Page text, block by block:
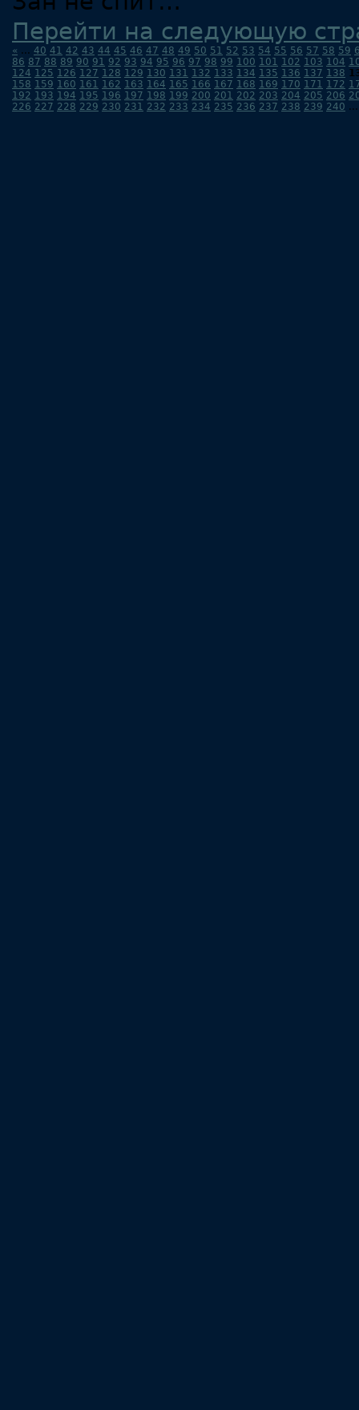
Перейти на следующую
« ... 40 41 42 43 44 45 46 47 48 49 50 51 52 53 54 55 56 57 58 59
86 87 88 89 90 91 92 93 94 95 96 97 98 99 100 101 102 103 104
124 125 126 127 128 129 130 131 132 133 134 135 136 137 138
158 159 160 161 162 163 164 165 166 167 168 169 170 171 172
192 193 194 195 196 197 198 199 200 201 202 203 204 205 206
226 227 228 229 230 231 232 233 234 235 236 237 238 239 240